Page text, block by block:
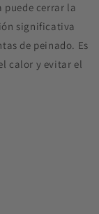
puede cerrar la
significativa
de peinado. Es
calor y evitar el